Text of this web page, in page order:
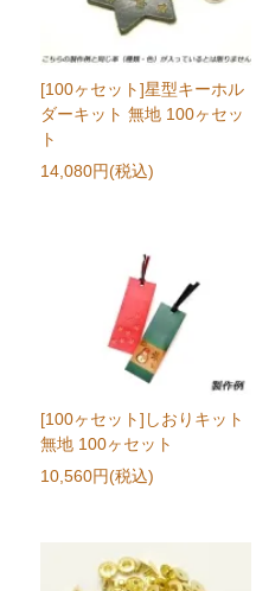
[100ヶセット]星型キーホル
ダーキット 無地 100ヶセッ
ト
14,080円(税込)
[100ヶセット]しおりキット
無地 100ヶセット
10,560円(税込)